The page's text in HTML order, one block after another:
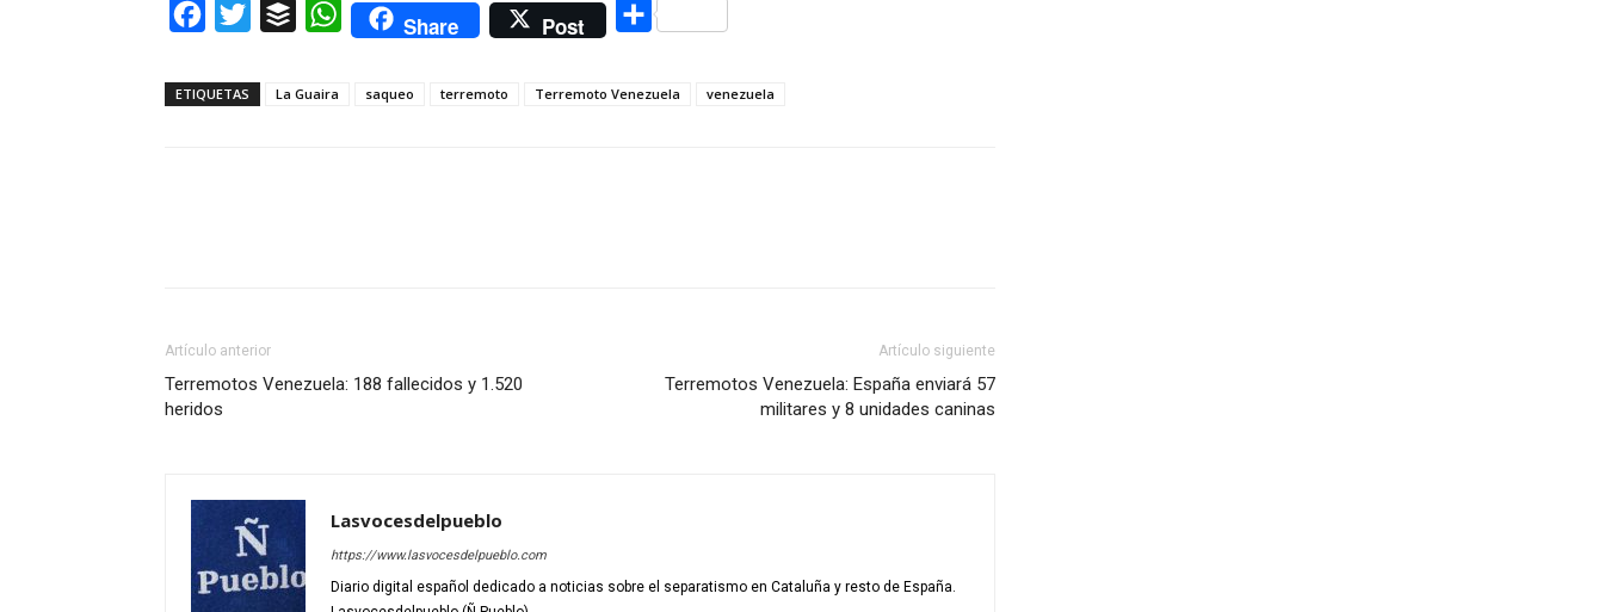
Facebook
Twitter Buffer WhatsAppShare Post Compartir
ETIQUETAS La Guaira saqueo terremoto Terremoto Venezuela venezuela
Artículo anterior
Terremotos Venezuela: 188 fallecidos y 1.520
heridos
Artículo siguiente
Terremotos Venezuela: España enviará 57
militares y 8 unidades caninas
Lasvocesdelpueblo
https://www.lasvocesdelpueblo.com
Diario digital español dedicado a noticias sobre el separatismo en Cataluña y resto de España.